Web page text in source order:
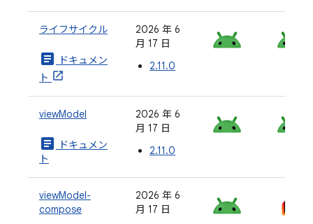
ライフサイクル
article
ドキュメン
ト
2026 年 6
月 17 日
2.11.0
viewModel
article
ドキュメン
ト
2026 年 6
月 17 日
2.11.0
viewModel-
compose
2026 年 6
月 17 日